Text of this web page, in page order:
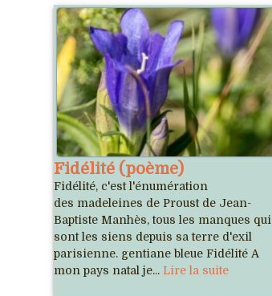
Fidélité (poème)
Fidélité, c'est l'énumération
des madeleines de Proust de Jean-
Baptiste Manhès, tous les manques qui
sont les siens depuis sa terre d'exil
parisienne. gentiane bleue Fidélité A
mon pays natal je... Lire la suite